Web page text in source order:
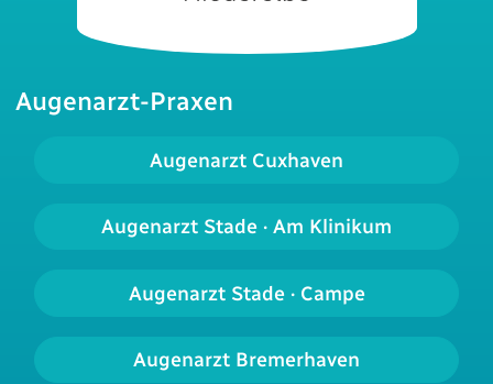
Augenarzt-Praxen
Augenarzt Cuxhaven
Augenarzt Stade · Am Klinikum
Augenarzt Stade · Campe
Augenarzt Bremerhaven